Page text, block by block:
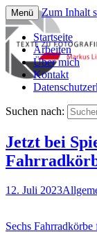
Texte zur
Linden
Menü Zum Inhalt
Startseite
Arbeiten
Über mich
Kontakt
Suchen nach:
Jetzt bei
12. Juli 2023
Sechs